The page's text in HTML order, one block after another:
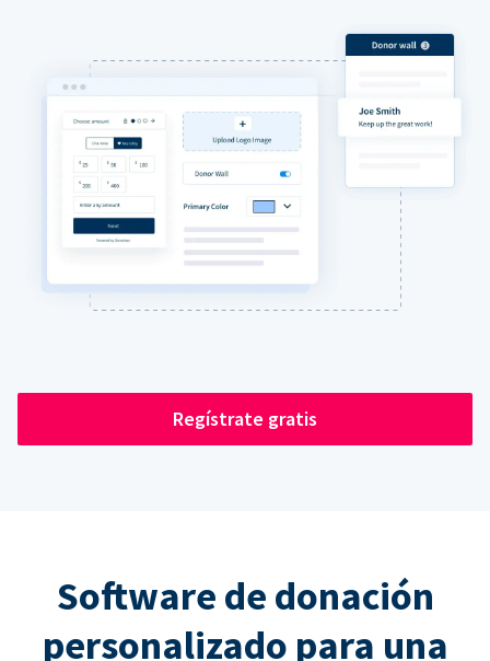
Regístrate gratis
Software de donación
personalizado para una